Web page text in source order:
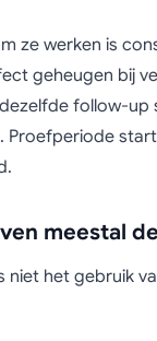
ze werken is
geheugen bij
follow-
Proefperiode
meestal
niet het gebruik